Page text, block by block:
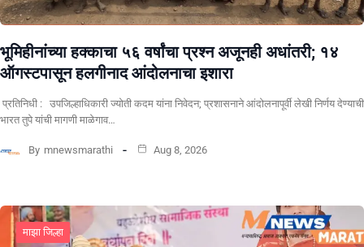
भूमिहीनांच्या हक्काचा ५६ वर्षांचा प्रश्न अजूनही अधांतरी; १४
ऑगस्टपासून हलगीनाद आंदोलनाचा इशारा
प्रतिनिधी : उपजिल्हाधिकारी ज्योती कदम यांना निवेदन; प्रशासनाने आंदोलनापूर्वी लेखी निर्णय देण्याची
भारत तुपे यांची मागणी माळेगाव…
By mnewsmarathi Aug 8, 2026
माझा जिल्हा